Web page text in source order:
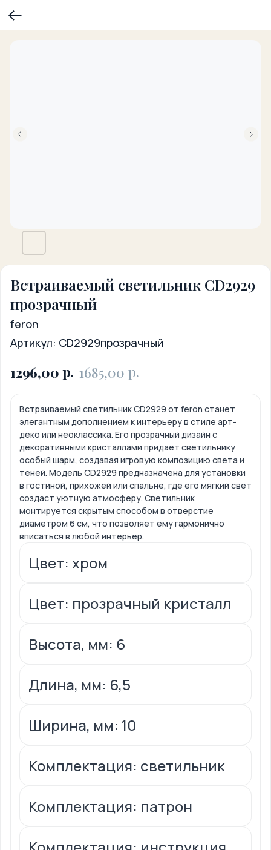
Встраиваемый светильник CD2929
прозрачный
feron
Артикул: CD2929прозрачный
1296,00 р. 1685,00 р.
Встраиваемый светильник CD2929 от feron станет
элегантным дополнением к интерьеру в стиле арт-
деко или неоклассика. Его прозрачный дизайн с
декоративными кристаллами придает светильнику
особый шарм, создавая игровую композицию света и
теней. Модель CD2929 предназначена для установки
в гостиной, прихожей или спальне, где его мягкий свет
создаст уютную атмосферу. Светильник
монтируется скрытым способом в отверстие
диаметром 6 см, что позволяет ему гармонично
вписаться в любой интерьер.
Цвет: хром
Цвет: прозрачный кристалл
Высота, мм: 6
Длина, мм: 6,5
Ширина, мм: 10
Комплектация: светильник
Комплектация: патрон